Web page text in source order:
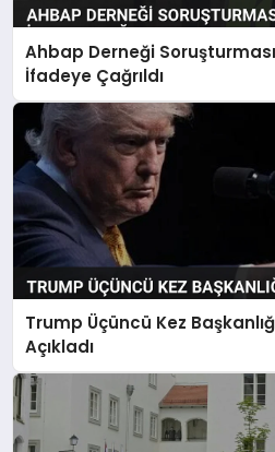
Ahbap Derneği
İfadeye Çağrıldı
Trump Üçüncü Kez
Açıkladı